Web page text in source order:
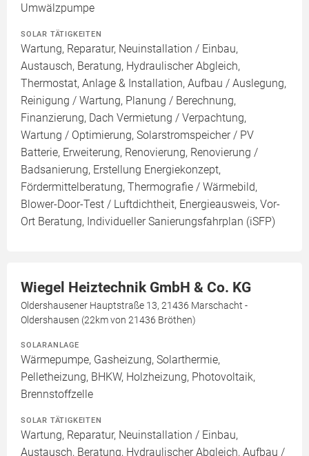
Umwälzpumpe
SOLAR TÄTIGKEITEN
Wartung, Reparatur, Neuinstallation / Einbau,
Austausch, Beratung, Hydraulischer Abgleich,
Thermostat, Anlage & Installation, Aufbau / Auslegung,
Reinigung / Wartung, Planung / Berechnung,
Finanzierung, Dach Vermietung / Verpachtung,
Wartung / Optimierung, Solarstromspeicher / PV
Batterie, Erweiterung, Renovierung, Renovierung /
Badsanierung, Erstellung Energiekonzept,
Fördermittelberatung, Thermografie / Wärmebild,
Blower-Door-Test / Luftdichtheit, Energieausweis, Vor-
Ort Beratung, Individueller Sanierungsfahrplan (iSFP)
Wiegel Heiztechnik GmbH & Co. KG
Oldershausener Hauptstraße 13, 21436 Marschacht -
Oldershausen (22km von 21436 Bröthen)
SOLARANLAGE
Wärmepumpe, Gasheizung, Solarthermie,
Pelletheizung, BHKW, Holzheizung, Photovoltaik,
Brennstoffzelle
SOLAR TÄTIGKEITEN
Wartung, Reparatur, Neuinstallation / Einbau,
Austausch, Beratung, Hydraulischer Abgleich, Aufbau /